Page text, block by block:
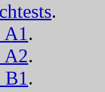
.
A1.
A2.
B1.